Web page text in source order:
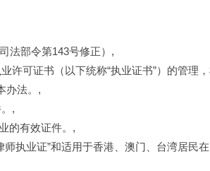
法部令第143号修正）,
许可证书（以下统称“执业证书”）的管理
办法。,
,
的有效证件。,
执业证”和适用于香港、澳门、台湾居民